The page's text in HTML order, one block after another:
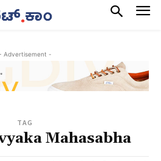
Advertisement -
TAG
Mahasabha